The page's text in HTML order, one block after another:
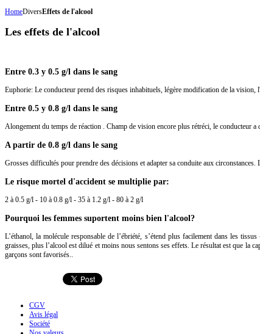
HomeDiversEffets de l'alcool
Les effets de l'alcool
Entre 0.3 y 0.5 g/l dans le sang
Euphorie: Le conducteur prend des risques inhabituels, légère modification de la vision,
Entre 0.5 y 0.8 g/l dans le sang
Alongement du temps de réaction . Champ de vision encore plus rétréci, le conducteur
A partir de 0.8 g/l dans le sang
Grosses difficultés pour prendre des décisions et adapter sa conduite aux
Le risque mortel d'accident se multiplie par:
2 à 0.5 g/l - 10 à 0.8 g/l - 35 à 1.2 g/l - 80 à 2 g/l
Pourquoi les femmes suportent moins bien l'alcool?
L’éthanol, la molécule responsable de l’ébriété, s’étend plus facilement dans les
graisses, plus l’alcool est dilué et moins nous sentons ses effets. Le résultat est que la
garçons sont favorisés..
CGV
Avis légal
Société